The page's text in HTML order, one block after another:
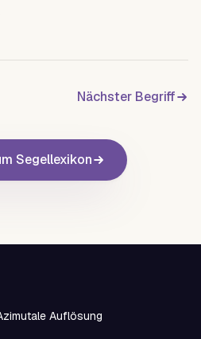
Nächster Begriff
Segellexikon
Auflösung